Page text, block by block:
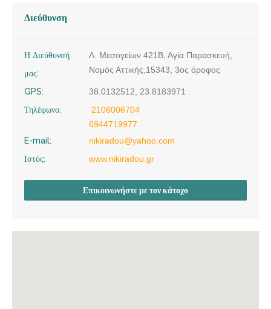
Διεύθυνση
Η Διεύθυνσή
μας:
Λ. Μεσογείων 421Β, Αγία Παρασκευή,
Νομός Αττικής,15343, 3ος όροφος
GPS:
38.0132512, 23.8183971
Τηλέφωνο:
2106006704
6944719977
E-mail:
nikiradou@yahoo.com
Ιστός:
www.nikiradou.gr
Επικοινωνήστε με τον κάτοχο